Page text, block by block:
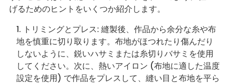
げるためのヒントをいくつか紹介します。
トリミングとプレス: 縫製後、作品から余分な糸や布
地を慎重に切り取ります。布地がほつれたり傷んだり
しないように、鋭いハサミまたは糸切りバサミを使用
してください。次に、熱いアイロン (布地に適した温度
設定を使用) で作品をプレスして、縫い目と布地を平ら